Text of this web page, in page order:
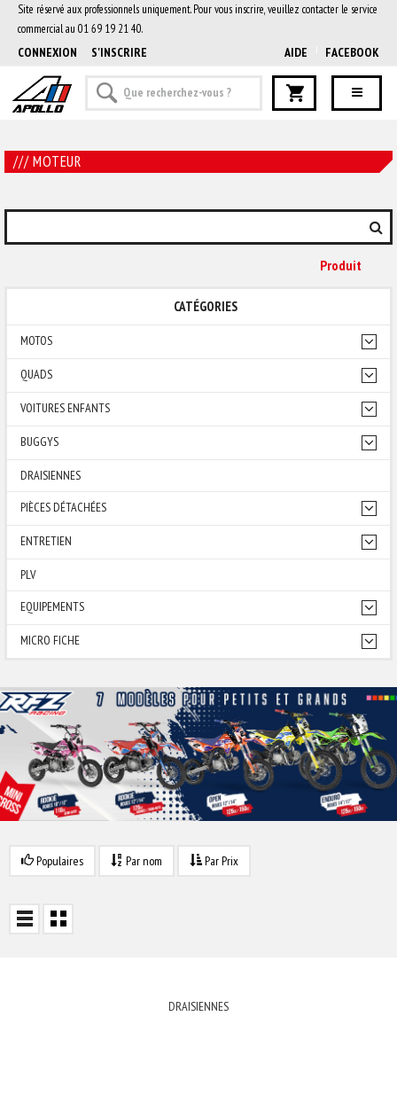
Site réservé aux professionnels uniquement. Pour vous inscrire, veuillez contacter le service
commercial au 01 69 19 21 40.
CONNEXION S'INSCRIRE AIDE FACEBOOK
/// MOTEUR
Produit
CATÉGORIES
MOTOS
QUADS
VOITURES ENFANTS
BUGGYS
DRAISIENNES
PIÈCES DÉTACHÉES
ENTRETIEN
PLV
EQUIPEMENTS
MICRO FICHE
Populaires Par nom Par Prix
DRAISIENNES